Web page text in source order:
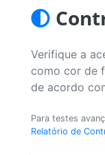
Verifique a
como cor de
de acordo
Para testes
Relatório de